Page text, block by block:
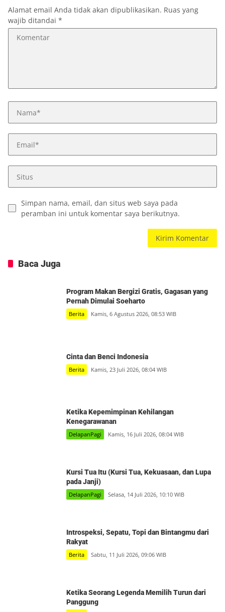
Alamat email Anda tidak akan dipublikasikan. Ruas yang
wajib ditandai *
Simpan nama, email, dan situs web saya pada
peramban ini untuk komentar saya berikutnya.
Baca Juga
Program Makan Bergizi Gratis, Gagasan yang
Pernah Dimulai Soeharto
Berita Kamis, 6 Agustus 2026, 08:53 WIB
Cinta dan Benci Indonesia
Berita Kamis, 23 Juli 2026, 08:04 WIB
Ketika Kepemimpinan Kehilangan
Kenegarawanan
DelapanPagi Kamis, 16 Juli 2026, 08:04 WIB
Kursi Tua Itu (Kursi Tua, Kekuasaan, dan Lupa
pada Janji)
DelapanPagi Selasa, 14 Juli 2026, 10:10 WIB
Introspeksi, Sepatu, Topi dan Bintangmu dari
Rakyat
Berita Sabtu, 11 Juli 2026, 09:06 WIB
Ketika Seorang Legenda Memilih Turun dari
Panggung